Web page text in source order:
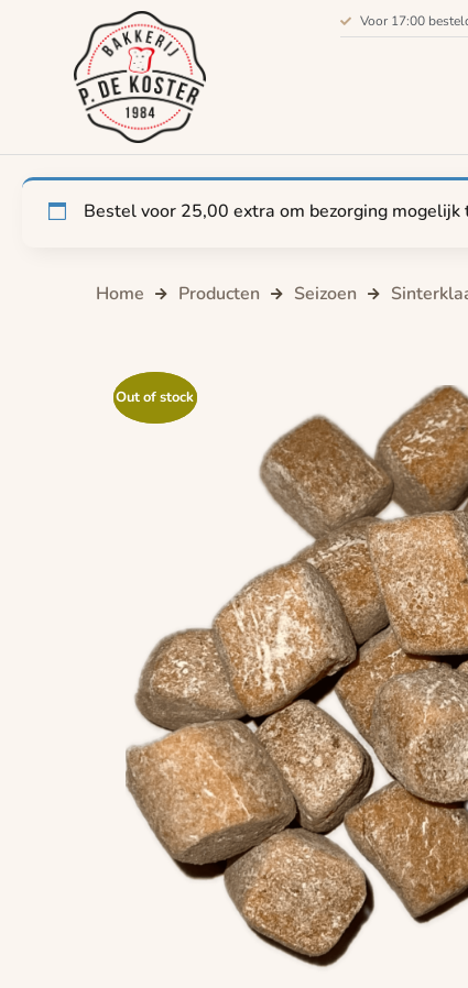
Voor 17:00
Bestel voor 25,00 extra om bezorging
Home Producten Seizoen
Out of stock
Out of stock